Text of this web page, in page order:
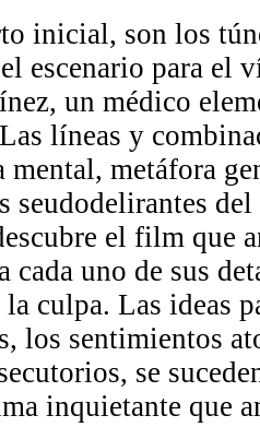
inicial, son los
escenario para el
un médico
líneas y
mental, metáfora
seudodelirantes
el film que
cada uno de sus
culpa. Las ideas
los sentimientos
se
inquietante que